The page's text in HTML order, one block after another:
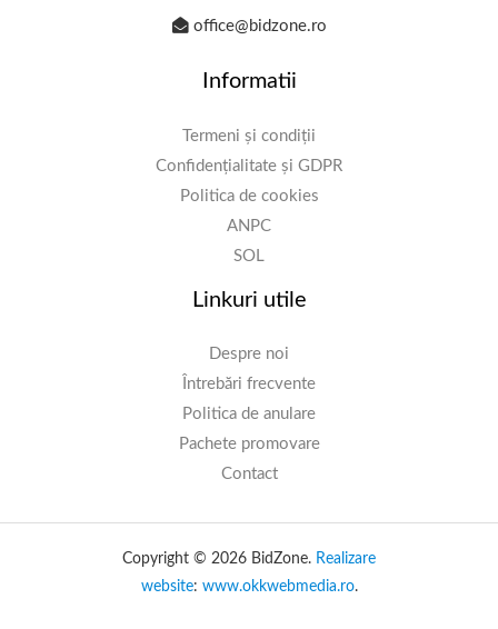
office@bidzone.ro
Informatii
Termeni și condiții
Confidențialitate și GDPR
Politica de cookies
ANPC
SOL
Linkuri utile
Despre noi
Întrebări frecvente
Politica de anulare
Pachete promovare
Contact
Copyright © 2026 BidZone. Realizare
website: www.okkwebmedia.ro.